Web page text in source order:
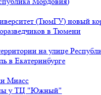
(ТюмГУ) новый
в Тюмени
на улице
в Екатеринбурге
Миасс
у ТЦ "Южный"